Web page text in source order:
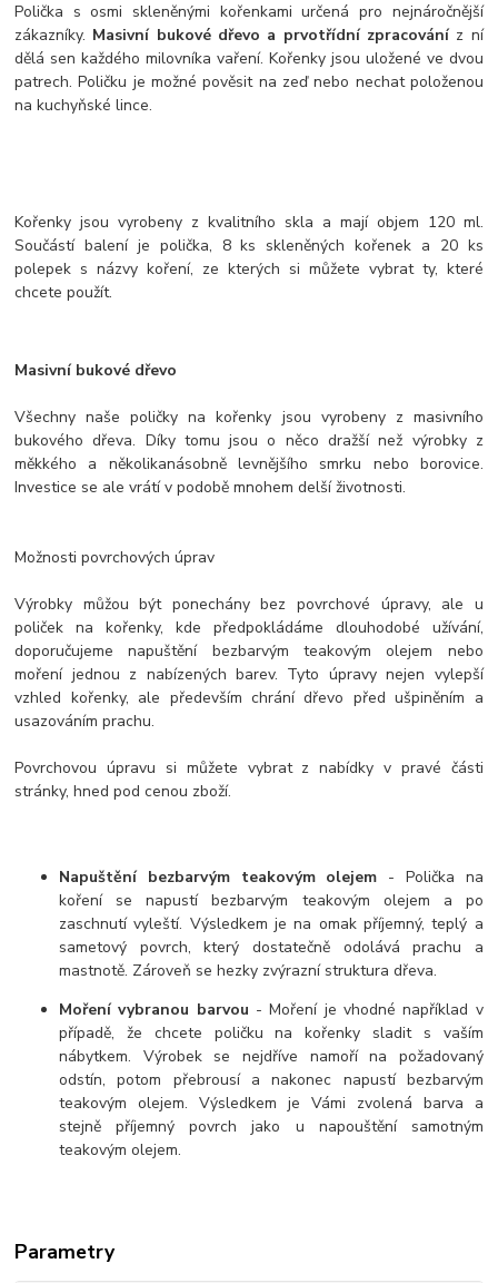
Polička s osmi skleněnými kořenkami určená pro nejnáročnější
zákazníky. Masivní bukové dřevo a prvotřídní zpracováníz ní
dělá sen každého milovníka vaření. Kořenky jsou uložené ve dvou
patrech. Poličku je možné pověsit na zeď nebo nechat položenou
na kuchyňské lince.
Kořenky jsou vyrobeny z kvalitního skla a mají objem 120 ml.
Součástí balení je polička, 8 ks skleněných kořenek a 20 ks
polepek s názvy koření, ze kterých si můžete vybrat ty, které
chcete použít.
Masivní bukové dřevo
Všechny naše poličky na kořenky jsou vyrobeny z masivního
bukového dřeva. Díky tomu jsou o něco dražší než výrobky z
měkkého a několikanásobně levnějšího smrku nebo borovice.
Investice se ale vrátí v podobě mnohem delší životnosti.
Možnosti povrchových úprav
Výrobky můžou být ponechány bez povrchové úpravy, ale u
poliček na kořenky, kde předpokládáme dlouhodobé užívání,
doporučujeme napuštění bezbarvým teakovým olejem nebo
moření jednou z nabízených barev. Tyto úpravy nejen vylepší
vzhled kořenky, ale především chrání dřevo před ušpiněním a
usazováním prachu.
Povrchovou úpravu si můžete vybrat z nabídky v pravé části
stránky, hned pod cenou zboží.
Napuštění bezbarvým teakovým olejem - Polička na
koření se napustí bezbarvým teakovým olejem a po
zaschnutí vyleští. Výsledkem je na omak příjemný, teplý a
sametový povrch, který dostatečně odolává prachu a
mastnotě. Zároveň se hezky zvýrazní struktura dřeva.
Moření vybranou barvou - Moření je vhodné například v
případě, že chcete poličku na kořenky sladit s vaším
nábytkem. Výrobek se nejdříve namoří na požadovaný
odstín, potom přebrousí a nakonec napustí bezbarvým
teakovým olejem. Výsledkem je Vámi zvolená barva a
stejně příjemný povrch jako u napouštění samotným
teakovým olejem.
Parametry